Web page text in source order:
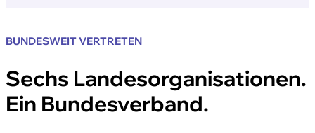
BUNDESWEIT VERTRETEN
Sechs Landes­organisationen.
Ein Bundesverband.